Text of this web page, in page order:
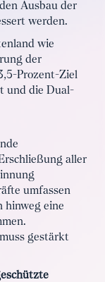
Ausbau der
werden.
wie
der
Prozent-Ziel
und die Dual-
aller
umfassen
hinweg eine
gestärkt